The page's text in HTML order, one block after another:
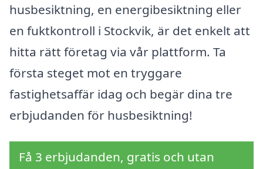
husbesiktning, en energibesiktning eller
en fuktkontroll i Stockvik, är det enkelt att
hitta rätt företag via vår plattform. Ta
första steget mot en tryggare
fastighetsaffär idag och begär dina tre
erbjudanden för husbesiktning!
Få 3 erbjudanden, gratis och utan